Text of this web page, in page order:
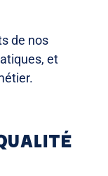
de nos
et